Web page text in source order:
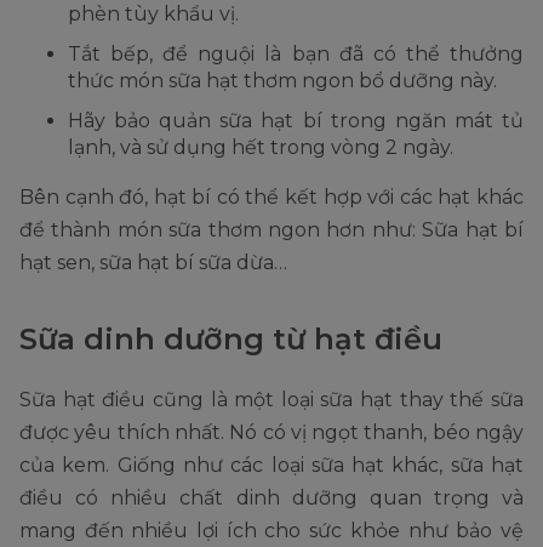
phèn tùy khẩu vị.
Tắt bếp, để nguội là bạn đã có thể thưởng
thức món sữa hạt thơm ngon bổ dưỡng này.
Hãy bảo quản sữa hạt bí trong ngăn mát tủ
lạnh, và sử dụng hết trong vòng 2 ngày.
Bên cạnh đó, hạt bí có thể kết hợp với các hạt khác
để thành món sữa thơm ngon hơn như: Sữa hạt bí
hạt sen, sữa hạt bí sữa dừa…
Sữa dinh dưỡng từ hạt điều
Sữa hạt điều cũng là một loại sữa hạt thay thế sữa
được yêu thích nhất. Nó có vị ngọt thanh, béo ngậy
của kem. Giống như các loại sữa hạt khác, sữa hạt
điều có nhiều chất dinh dưỡng quan trọng và
mang đến nhiều lợi ích cho sức khỏe như bảo vệ